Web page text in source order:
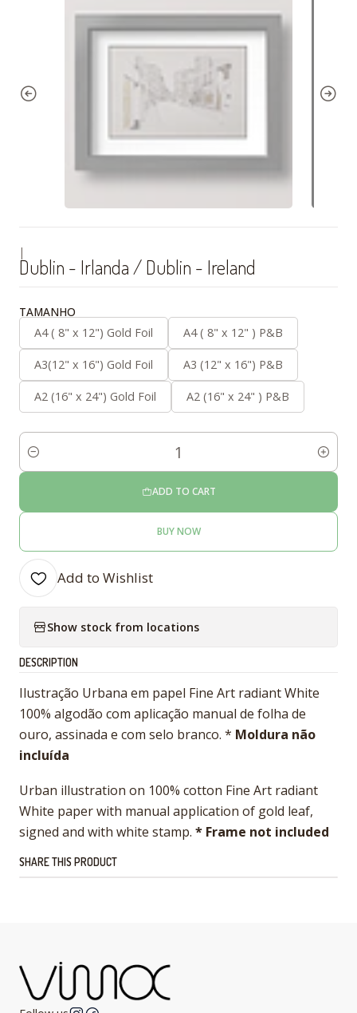
|
Dublin - Irlanda / Dublin - Ireland
TAMANHO
A4 ( 8" x 12") Gold Foil
A4 ( 8" x 12" ) P&B
A3(12" x 16") Gold Foil A3 (12" x 16") P&B
A2 (16" x 24") Gold Foil A2 (16" x 24" ) P&B
Quantity
ADD TO CART
BUY NOW
Add to Wishlist
Show stock from locations
DESCRIPTION
Ilustração Urbana em papel Fine Art radiant White
100% algodão com aplicação manual de folha de
ouro, assinada e com selo branco. * Moldura não
incluída
Urban illustration on 100% cotton Fine Art radiant
White paper with manual application of gold leaf,
signed and with white stamp. * Frame not included
SHARE THIS PRODUCT